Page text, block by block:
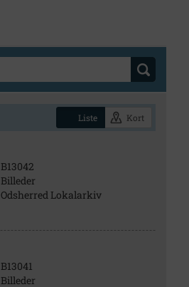
Liste Kort
B13042
Billeder
Odsherred Lokalarkiv
B13041
Billeder